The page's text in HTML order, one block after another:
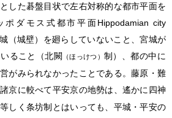
した碁盤目状で左右対称的な都市平面を
ダモス式都市平面Hippodamian city
（城壁）を廻らしていないこと、宮城が
ること（北闕 （ほっけつ） 制）、都の中に
がみられなかったことである。藤原・難
諸京に較べて平安京の地勢は、遙かに四神
しく条坊制とはいっても、平城・平安の